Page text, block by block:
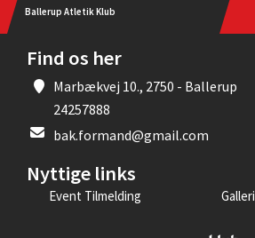
Ballerup Atletik Klub
Find os her
Marbækvej 10., 2750 - Ballerup
24257888
bak.formand@gmail.com
Nyttige links
Event Tilmelding Galleri